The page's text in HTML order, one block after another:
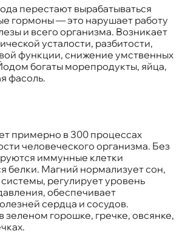
перестают вырабатываться
гормоны — это нарушает работу
и всего организма. Возникает
усталости, разбитости,
функции, снижение умственных
богаты морепродукты, яйца,
фасоль.
примерно в 300 процессах
человеческого организма. Без
иммунные клетки
белки. Магний нормализует сон,
регулирует уровень
обеспечивает
сердца и сосудов.
зеленом горошке, гречке, овсянке,